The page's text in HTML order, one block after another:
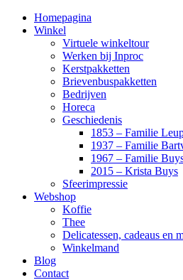
Homepagina
Winkel
Virtuele winkeltour
Werken bij Inproc
Kerstpakketten
Brievenbuspakketten
Bedrijven
Horeca
Geschiedenis
1853 – Familie
1937 – Familie
1967 – Familie
2015 – Krista Buys
Sfeerimpressie
Webshop
Koffie
Thee
Delicatessen, cadeaus en
Winkelmand
Blog
Contact